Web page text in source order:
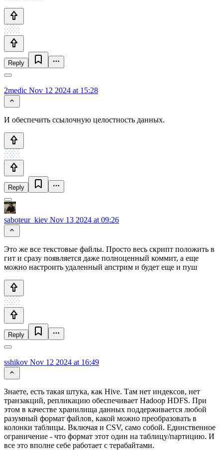
Reply
2medic Nov 12 2024 at 15:28
И обеспечить ссылочную целостность данных.
Reply
saboteur_kiev Nov 13 2024 at 09:26
Это же все текстовые файлы. Просто весь скрипт положить в
гит и сразу появляется даже полноценный коммит, а еще
можно настроить удаленный апстрим и будет еще и пуш
Reply
sshikov Nov 12 2024 at 16:49
Знаете, есть такая штука, как Hive. Там нет индексов, нет
транзакций, репликацию обеспечивает Hadoop HDFS. При
этом в качестве хранилища данных поддерживается любой
разумный формат файлов, какой можно преобразовать в
колонки таблицы. Включая и CSV, само собой. Единственное
ограничение - что формат этот один на таблицу/партицию. И
все это вполне себе работает с терабайтами.